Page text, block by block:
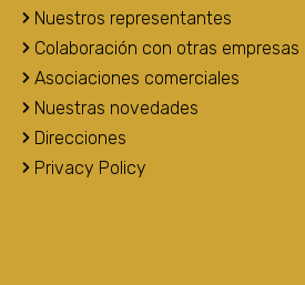
Nuestros representantes
Colaboración con otras empresas
Asociaciones comerciales
Nuestras novedades
Direcciones
Privacy Policy